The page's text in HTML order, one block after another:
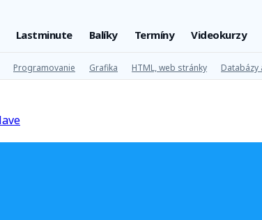
Lastminute Balíky Termíny Videokurzy
Programovanie Grafika HTML, web stránky Databázy